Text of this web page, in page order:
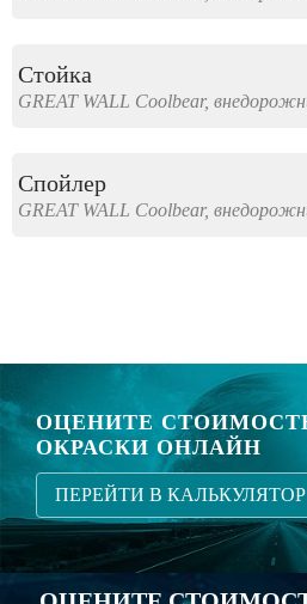
Стойка
GREAT WALL Coolbear,
Спойлер
GREAT WALL Coolbear,
ОЦЕНИТЕ
ОКРАСКИ ОНЛАЙН
ПЕРЕЙТИ В КАЛЬКУЛЯТОР